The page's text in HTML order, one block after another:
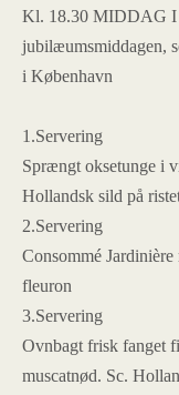
Kl. 18.30 MIDDAG
jubilæumsmiddagen,
i København
1.Servering
Sprængt oksetunge i
Hollandsk sild på
2.Servering
Consommé
fleuron
3.Servering
Ovnbagt frisk fanget
muscatnød. Sc.